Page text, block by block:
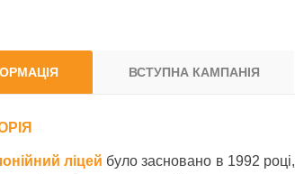
ВСТУПНА КАМПАНІЯ
ліцей було засновано в 1992